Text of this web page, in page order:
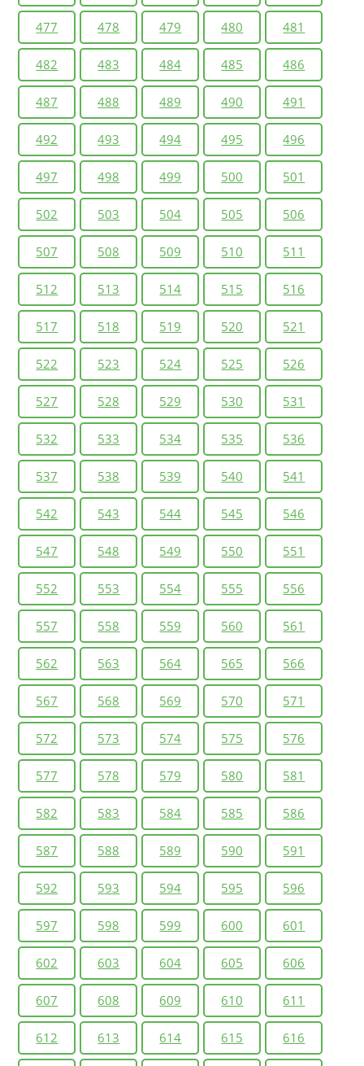
477 478 479 480 481
482 483 484 485 486
487 488 489 490 491
492 493 494 495 496
497 498 499 500 501
502 503 504 505 506
507 508 509 510 511
512 513 514 515 516
517 518 519 520 521
522 523 524 525 526
527 528 529 530 531
532 533 534 535 536
537 538 539 540 541
542 543 544 545 546
547 548 549 550 551
552 553 554 555 556
557 558 559 560 561
562 563 564 565 566
567 568 569 570 571
572 573 574 575 576
577 578 579 580 581
582 583 584 585 586
587 588 589 590 591
592 593 594 595 596
597 598 599 600 601
602 603 604 605 606
607 608 609 610 611
612 613 614 615 616